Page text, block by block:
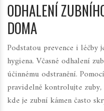
ODHALENÍ
DOMA
Podstatou prevence i léčby
hygiena. Včasné odhalení
účinnému odstranění.
pravidelně kontrolujte zuby,
kde je zubní kámen často